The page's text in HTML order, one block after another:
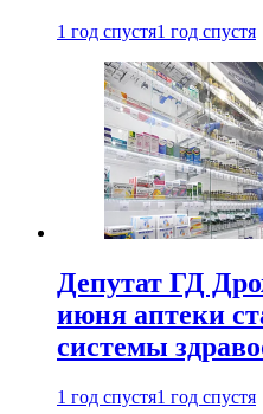
1 год спустя1 год спустя
Депутат ГД
июня аптеки
системы
1 год спустя1 год спустя